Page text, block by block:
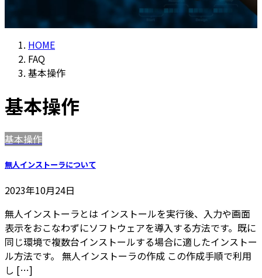
HOME
FAQ
基本操作
基本操作
基本操作
無人インストーラについて
2023年10月24日
無人インストーラとは インストールを実行後、入力や画面
表示をおこなわずにソフトウェアを導入する方法です。既に
同じ環境で複数台インストールする場合に適したインストー
ル方法です。 無人インストーラの作成 この作成手順で利用
し […]